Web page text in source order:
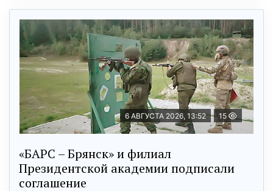
6 АВГУСТА 2026, 13:52 15
«БАРС – Брянск» и филиал
Президентской академии подписали
соглашение